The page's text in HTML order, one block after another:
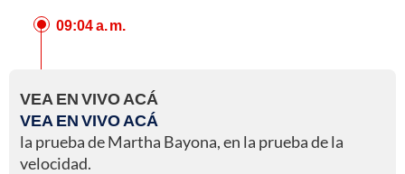
09:04 a. m.
VEA EN VIVO ACÁ
VEA EN VIVO ACÁ
la prueba de Martha Bayona, en la prueba de la
velocidad.